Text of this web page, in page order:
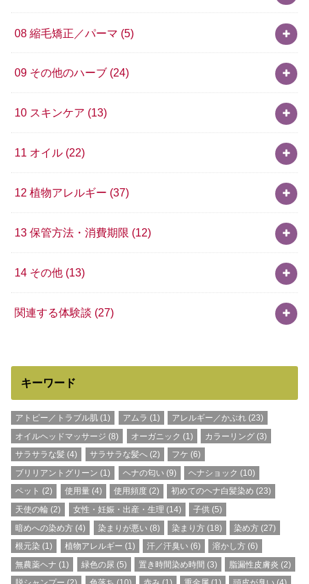
08 縮毛矯正／パーマ (5)
09 その他のハーブ (24)
10 スキンケア (13)
11 オイル (22)
12 植物アレルギー (37)
13 保管方法・消費期限 (12)
14 その他 (13)
関連する体験談 (27)
キーワード
アトピー／トラブル肌 (1) アムラ (1) アレルギー／かぶれ(23)
オイルヘッドマッサージ (8) オーガニック (1) カラーリング(3)
サラサラな髪 (4) サラサラな髪へ(2) フケ (6)
ブリリアントグリーン (1) ヘナの匂い(9) ヘナショック (10)
ペット (2) 使用量(4) 使用頻度(2) 初めてのヘナ白髪染め (23)
天使の輪 (2) 女性・妊娠・出産・生理 (14) 子供(5)
暗めへの染め方 (4) 染まりが悪い(8) 染まり方(18) 染め方 (27)
根元染 (1) 植物アレルギー (1) 汗／汗臭い(6) 溶かし方 (6)
無農薬ヘナ (1) 緑色の尿 (5) 置き時間染め時間 (3) 脂漏性皮膚炎 (2)